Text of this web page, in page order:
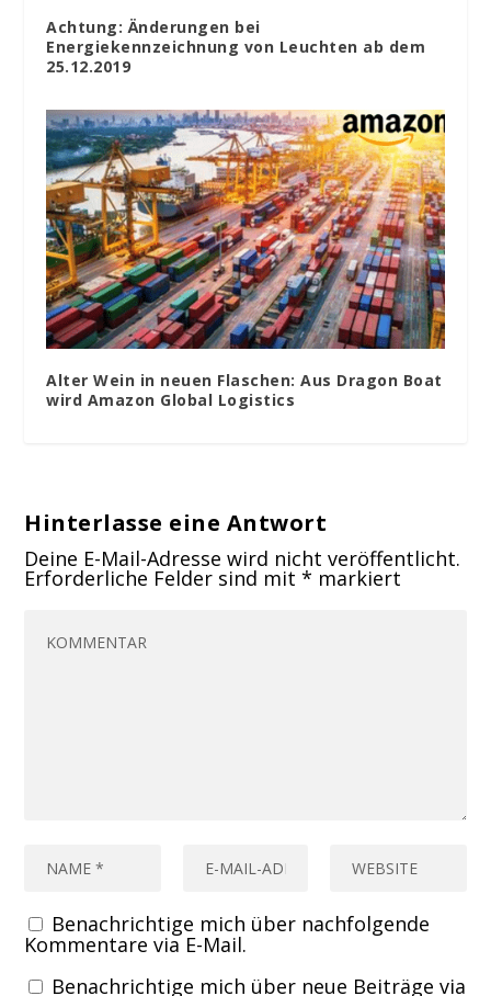
Achtung: Änderungen bei
Energiekennzeichnung von Leuchten ab dem
25.12.2019
Alter Wein in neuen Flaschen: Aus Dragon Boat
wird Amazon Global Logistics
Hinterlasse eine Antwort
Deine E-Mail-Adresse wird nicht veröffentlicht.
Erforderliche Felder sind mit* markiert
Benachrichtige mich über nachfolgende
Kommentare via E-Mail.
Benachrichtige mich über neue Beiträge via